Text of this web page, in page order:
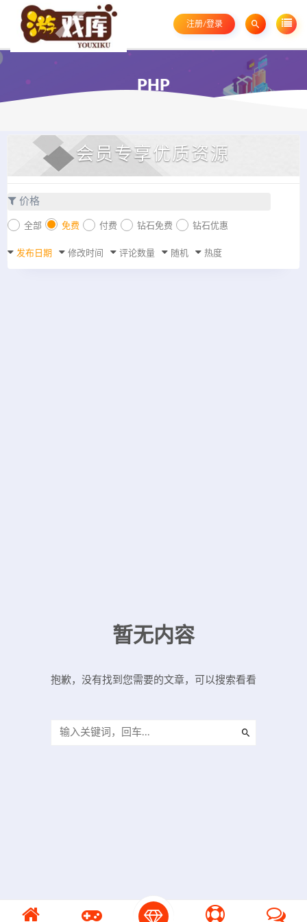
注册/登录
PHP
会员专享优质资源
价格
全部 免费 付费 钻石免费 钻石优惠
发布日期 修改时间 评论数量 随机 热度
暂无内容
抱歉，没有找到您需要的文章，可以搜索看看